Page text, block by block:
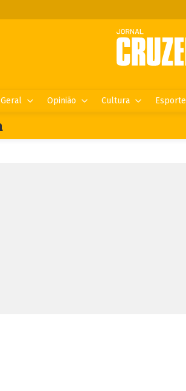
Geral Opinião Cultura Esporte